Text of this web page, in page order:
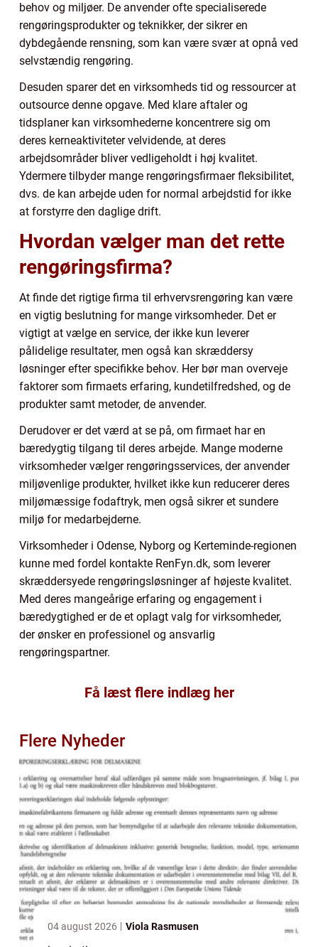
behov og miljøer. De anvender ofte specialiserede
rengøringsprodukter og teknikker, der sikrer en
dybdegående rensning, som kan være svær at opnå ved
selvstændig rengøring.
Desuden sparer det en virksomheds tid og ressourcer at
outsource denne opgave. Med klare aftaler og
tidsplaner kan virksomhederne koncentrere sig om
deres kerneaktiviteter velvidende, at deres
arbejdsområder bliver vedligeholdt i høj kvalitet.
Ydermere tilbyder mange rengøringsfirmaer fleksibilitet,
dvs. de kan arbejde uden for normal arbejdstid for ikke
at forstyrre den daglige drift.
Hvordan vælger man det rette
rengøringsfirma?
At finde det rigtige firma til erhvervsrengøring kan være
en vigtig beslutning for mange virksomheder. Det er
vigtigt at vælge en service, der ikke kun leverer
pålidelige resultater, men også kan skræddersy
løsninger efter specifikke behov. Her bør man overveje
faktorer som firmaets erfaring, kundetilfredshed, og de
produkter samt metoder, de anvender.
Derudover er det værd at se på, om firmaet har en
bæredygtig tilgang til deres arbejde. Mange moderne
virksomheder vælger rengøringsservices, der anvender
miljøvenlige produkter, hvilket ikke kun reducerer deres
miljømæssige fodaftryk, men også sikrer et sundere
miljø for medarbejderne.
Virksomheder i Odense, Nyborg og Kerteminde-regionen
kunne med fordel kontakte RenFyn.dk, som leverer
skræddersyede rengøringsløsninger af højeste kvalitet.
Med deres mangeårige erfaring og engagement i
bæredygtighed er de et oplagt valg for virksomheder,
der ønsker en professionel og ansvarlig
rengøringspartner.
Få læst flere indlæg her
Flere Nyheder
04 august 2026 Viola Rasmusen